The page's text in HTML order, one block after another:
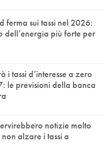
ferma sui tassi nel 2026:
dell’energia più forte per
i tassi d’interesse a zero
le previsioni della banca
notizie molto
alzare i tassi a